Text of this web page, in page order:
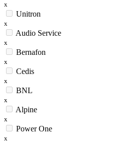
x
Unitron
x
Audio Service
x
Bernafon
x
Cedis
x
BNL
x
Alpine
x
Power One
x